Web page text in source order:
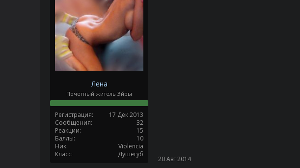
Лена
Почетный житель Эйры
Регистрация
17 Дек 2013
Сообщения
32
Реакции
15
Баллы
10
Ник
Violencia
Класс
Душегуб
20 Авг 2014